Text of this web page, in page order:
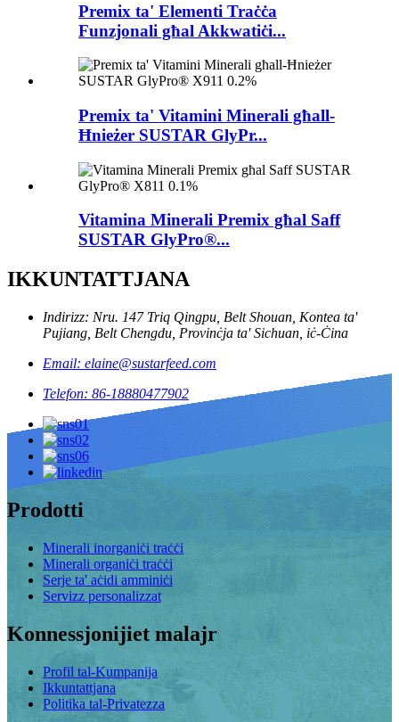
Premix ta' Elementi Traċċa
Funzjonali għal Akkwatiċi...
Premix ta' Vitamini Minerali għall-
Ħnieżer SUSTAR GlyPr...
Vitamina Minerali Premix għal Saff
SUSTAR GlyPro®...
IKKUNTATTJANA
Indirizz: Nru. 147 Triq Qingpu, Belt Shouan, Kontea ta'
Pujiang, Belt Chengdu, Provinċja ta' Sichuan, iċ-Ċina
Email: elaine@sustarfeed.com
Telefon: 86-18880477902
Prodotti
Minerali inorganiċi traċċi
Minerali organiċi traċċi
Serje ta' aċidi amminiċi
Servizz personalizzat
Konnessjonijiet malajr
Profil tal-Kumpanija
Ikkuntattjana
Politika tal-Privatezza